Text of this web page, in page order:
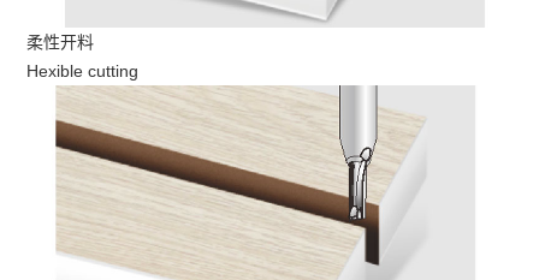
柔性开料
Hexible cutting